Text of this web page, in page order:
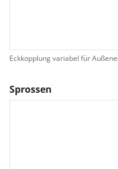
Eckkopplung variabel für
Sprossen